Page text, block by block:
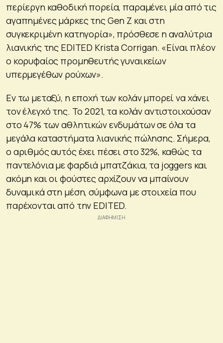
περίεργη καθοδική πορεία, παραμένει μία από τις
αγαπημένες μάρκες της Gen Z και στη
συγκεκριμένη κατηγορία», πρόσθεσε η αναλύτρια
λιανικής της EDITED Krista Corrigan. «Είναι πλέον
ο κορυφαίος προμηθευτής γυναικείων
υπερμεγέθων ρούχων».
Εν τω μεταξύ, η εποχή των κολάν μπορεί να χάνει
τον έλεγχό της. Το 2021, τα κολάν αντιστοιχούσαν
στο 47% των αθλητικών ενδυμάτων σε όλα τα
μεγάλα καταστήματα λιανικής πώλησης. Σήμερα,
ο αριθμός αυτός έχει πέσει στο 32%, καθώς τα
παντελόνια με φαρδιά μπατζάκια, τα joggers και
ακόμη και οι φούστες αρχίζουν να μπαίνουν
δυναμικά στη μέση, σύμφωνα με στοιχεία που
παρέχονται από την EDITED.